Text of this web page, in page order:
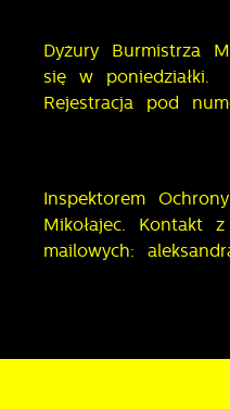
Dyżury Burmistrza
się w poniedziałki.
Rejestracja pod
Inspektorem
Mikołajec. Kontakt
mailowych: